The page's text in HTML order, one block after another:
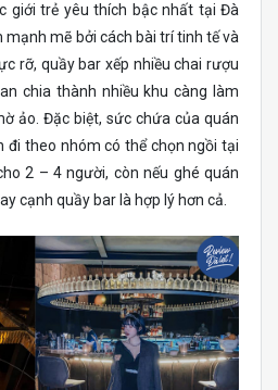
giới trẻ yêu thích bậc nhất tại Đà
mạnh mẽ bởi cách bài trí tinh tế và
rỡ, quầy bar xếp nhiều chai rượu
chia thành nhiều khu càng làm
ảo. Đặc biệt, sức chứa của quán
đi theo nhóm có thể chọn ngồi tại
2 – 4 người, còn nếu ghé quán
cạnh quầy bar là hợp lý hơn cả.